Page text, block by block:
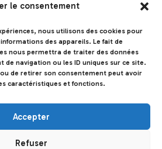
le consentement
nous utilisons des cookies pour
des appareils. Le fait de
nous permettra de traiter des données
de navigation ou les ID uniques sur ce site.
de retirer son consentement peut avoir
caractéristiques et fonctions.
Accepter
Refuser